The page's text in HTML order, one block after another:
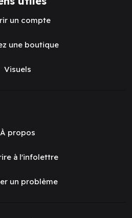
un compte
une boutique
Visuels
À propos
à l'infolettre
un problème